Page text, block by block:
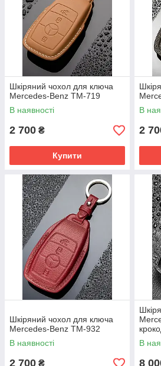
Шкіряний чохол для ключа
Mercedes-Benz TM-719
В наявності
2 700 ₴
Купити
В
2
Шкіряний чохол для ключа
Mercedes-Benz TM-932
В наявності
2 700 ₴
В
8